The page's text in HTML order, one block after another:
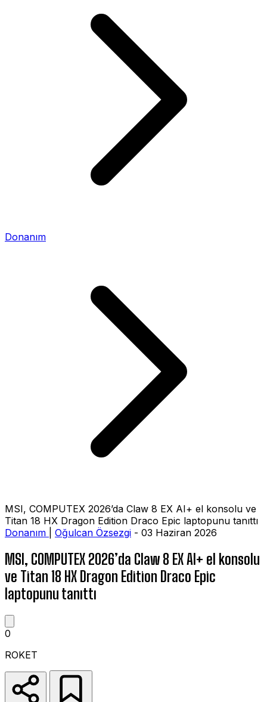
Donanım
MSI, COMPUTEX 2026’da Claw 8 EX AI+ el konsolu ve
Titan 18 HX Dragon Edition Draco Epic laptopunu tanıttı
Donanım
Oğulcan Özsezgi - 03 Haziran 2026
MSI, COMPUTEX 2026’da Claw 8 EX AI+ el konsolu
ve Titan 18 HX Dragon Edition Draco Epic
laptopunu tanıttı
0
ROKET